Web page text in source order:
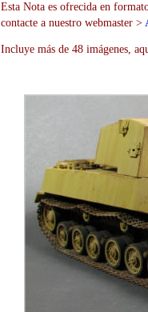
Esta Nota es ofrecida en
contacte a nuestro webmaster >
Incluye más de 48 imágenes,